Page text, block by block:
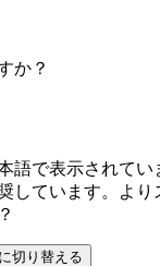
か？
語で表示されて
しています。よ
切り替える